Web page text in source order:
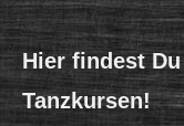
Hier findest
Tanzkursen!